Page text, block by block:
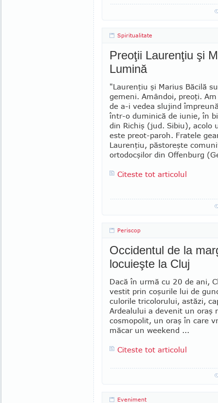
Spiritualitate
Preoţii Laurenţiu şi
Lumină
"Laurenţiu şi Marius Băcilă
gemeni. Amândoi, preoţi.
de a-i vedea slujind
într-o duminică de iunie, în
din Richiş (jud. Sibiu), acolo
este preot-paroh. Fratele
Laurenţiu, păstoreşte
ortodocşilor din Offenburg
Citeste tot articolul
Periscop
Occidentul de la
locuieşte la Cluj
Dacă în urmă cu 20 de ani,
vestit prin coşurile lui de
culorile tricolorului, astăzi,
Ardealului a devenit un oraş
cosmopolit, un oraş în care
măcar un weekend ...
Citeste tot articolul
Eveniment